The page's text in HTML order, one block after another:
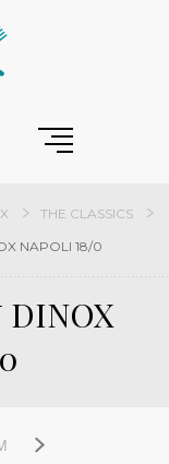
THE CLASSICS
NAPOLI 18/0